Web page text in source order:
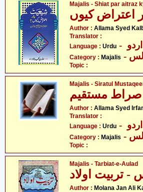
Majalis - Shiat par aitraz
کیوں
Author : Allama Syed
Translator :
Language : Urdu
Category : Majalis
Topic :
Majalis - Siratul
Author : Allama Syed
Translator :
Language : Urdu
Category : Majalis
Topic :
Majalis - Tarbiat-e-Aulad
Author : Molana Jan Ali